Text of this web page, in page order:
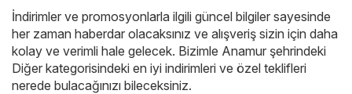
İndirimler ve promosyonlarla ilgili güncel bilgiler sayesinde
her zaman haberdar olacaksınız ve alışveriş sizin için daha
kolay ve verimli hale gelecek. Bizimle Anamur şehrindeki
Diğer kategorisindeki en iyi indirimleri ve özel teklifleri
nerede bulacağınızı bileceksiniz.